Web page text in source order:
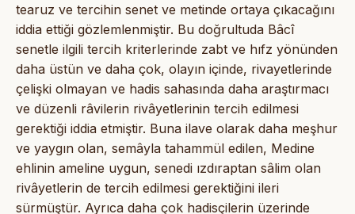
tearuz ve tercihin senet ve metinde ortaya çıkacağını
iddia ettiği gözlemlenmiştir. Bu doğrultuda Bâcî
senetle ilgili tercih kriterlerinde zabt ve hıfz yönünden
daha üstün ve daha çok, olayın içinde, rivayetlerinde
çelişki olmayan ve hadis sahasında daha araştırmacı
ve düzenli râvilerin rivâyetlerinin tercih edilmesi
gerektiği iddia etmiştir. Buna ilave olarak daha meşhur
ve yaygın olan, semâyla tahammül edilen, Medine
ehlinin ameline uygun, senedi ızdıraptan sâlim olan
rivâyetlerin de tercih edilmesi gerektiğini ileri
sürmüştür. Ayrıca daha çok hadisçilerin üzerinde